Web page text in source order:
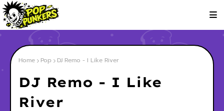
Home Pop DJ Remo - I Like River
DJ Remo - I Like
River